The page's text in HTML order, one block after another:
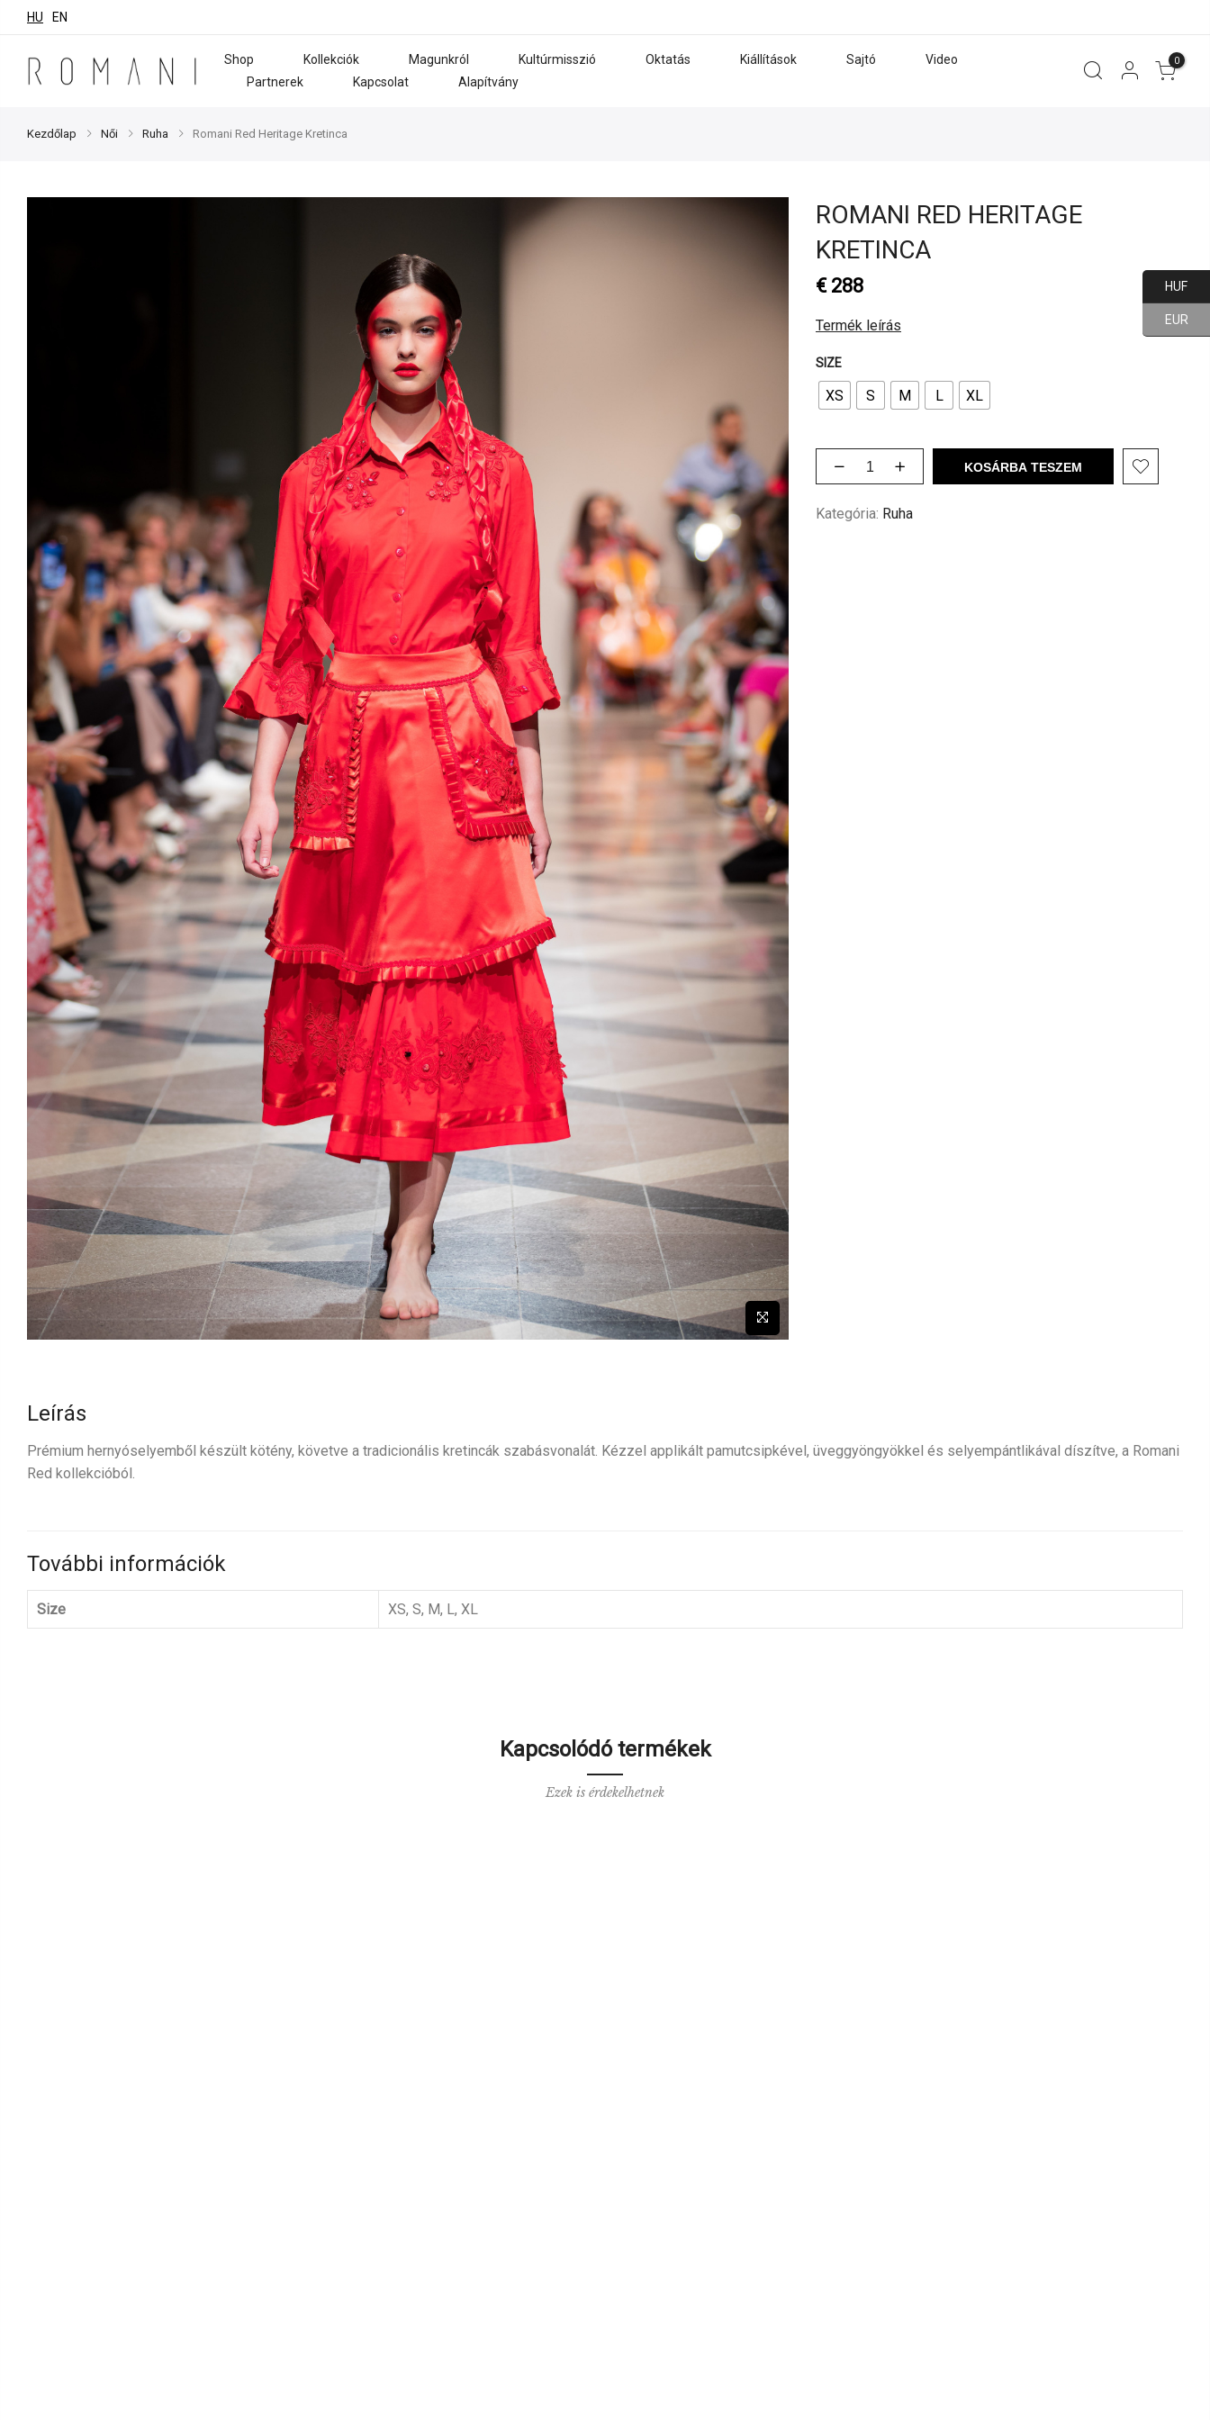
HU EN
Shop Kollekciók Magunkról Kultúrmisszió Oktatás Kiállítások Sajtó
Video
Partnerek
Kapcsolat Alapítvány
0
Kezdőlap Női Ruha Romani Red Heritage Kretinca
ROMANI RED HERITAGE
KRETINCA
€288
Termék leírás
SIZE
XS S M L XL
KOSÁRBA TESZEM
Kategória: Ruha
Leírás
Prémium hernyóselyemből készült kötény, követve a tradicionális kretincák szabásvonalát. Kézzel applikált pamutcsipkével, üveggyöngyökkel és selyempántlikával díszítve, a Romani
Red kollekcióból.
További információk
Size XS, S, M, L, XL
Kapcsolódó termékek
Ezek is érdekelhetnek
HUF
EUR